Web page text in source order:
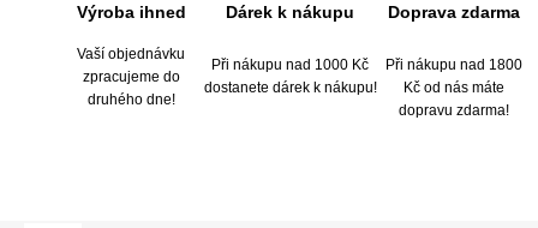
Výroba ihned Dárek k nákupu Doprava zdarma
Vaší objednávku
zpracujeme do
druhého dne!
Při nákupu nad 1000 Kč
dostanete dárek k nákupu!
Při nákupu nad 1800
Kč od nás máte
dopravu zdarma!